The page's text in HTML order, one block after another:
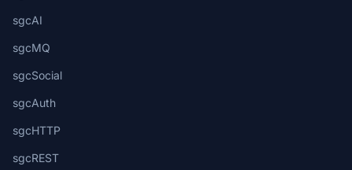
sgcAI
sgcMQ
sgcSocial
sgcAuth
sgcHTTP
sgcREST